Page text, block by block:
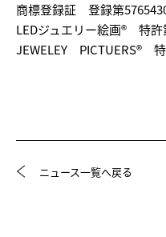
商標登録証 登録第
LEDジュエリー絵画® 特許
JEWELEY PICTUERS®
ニュース一覧へ戻る